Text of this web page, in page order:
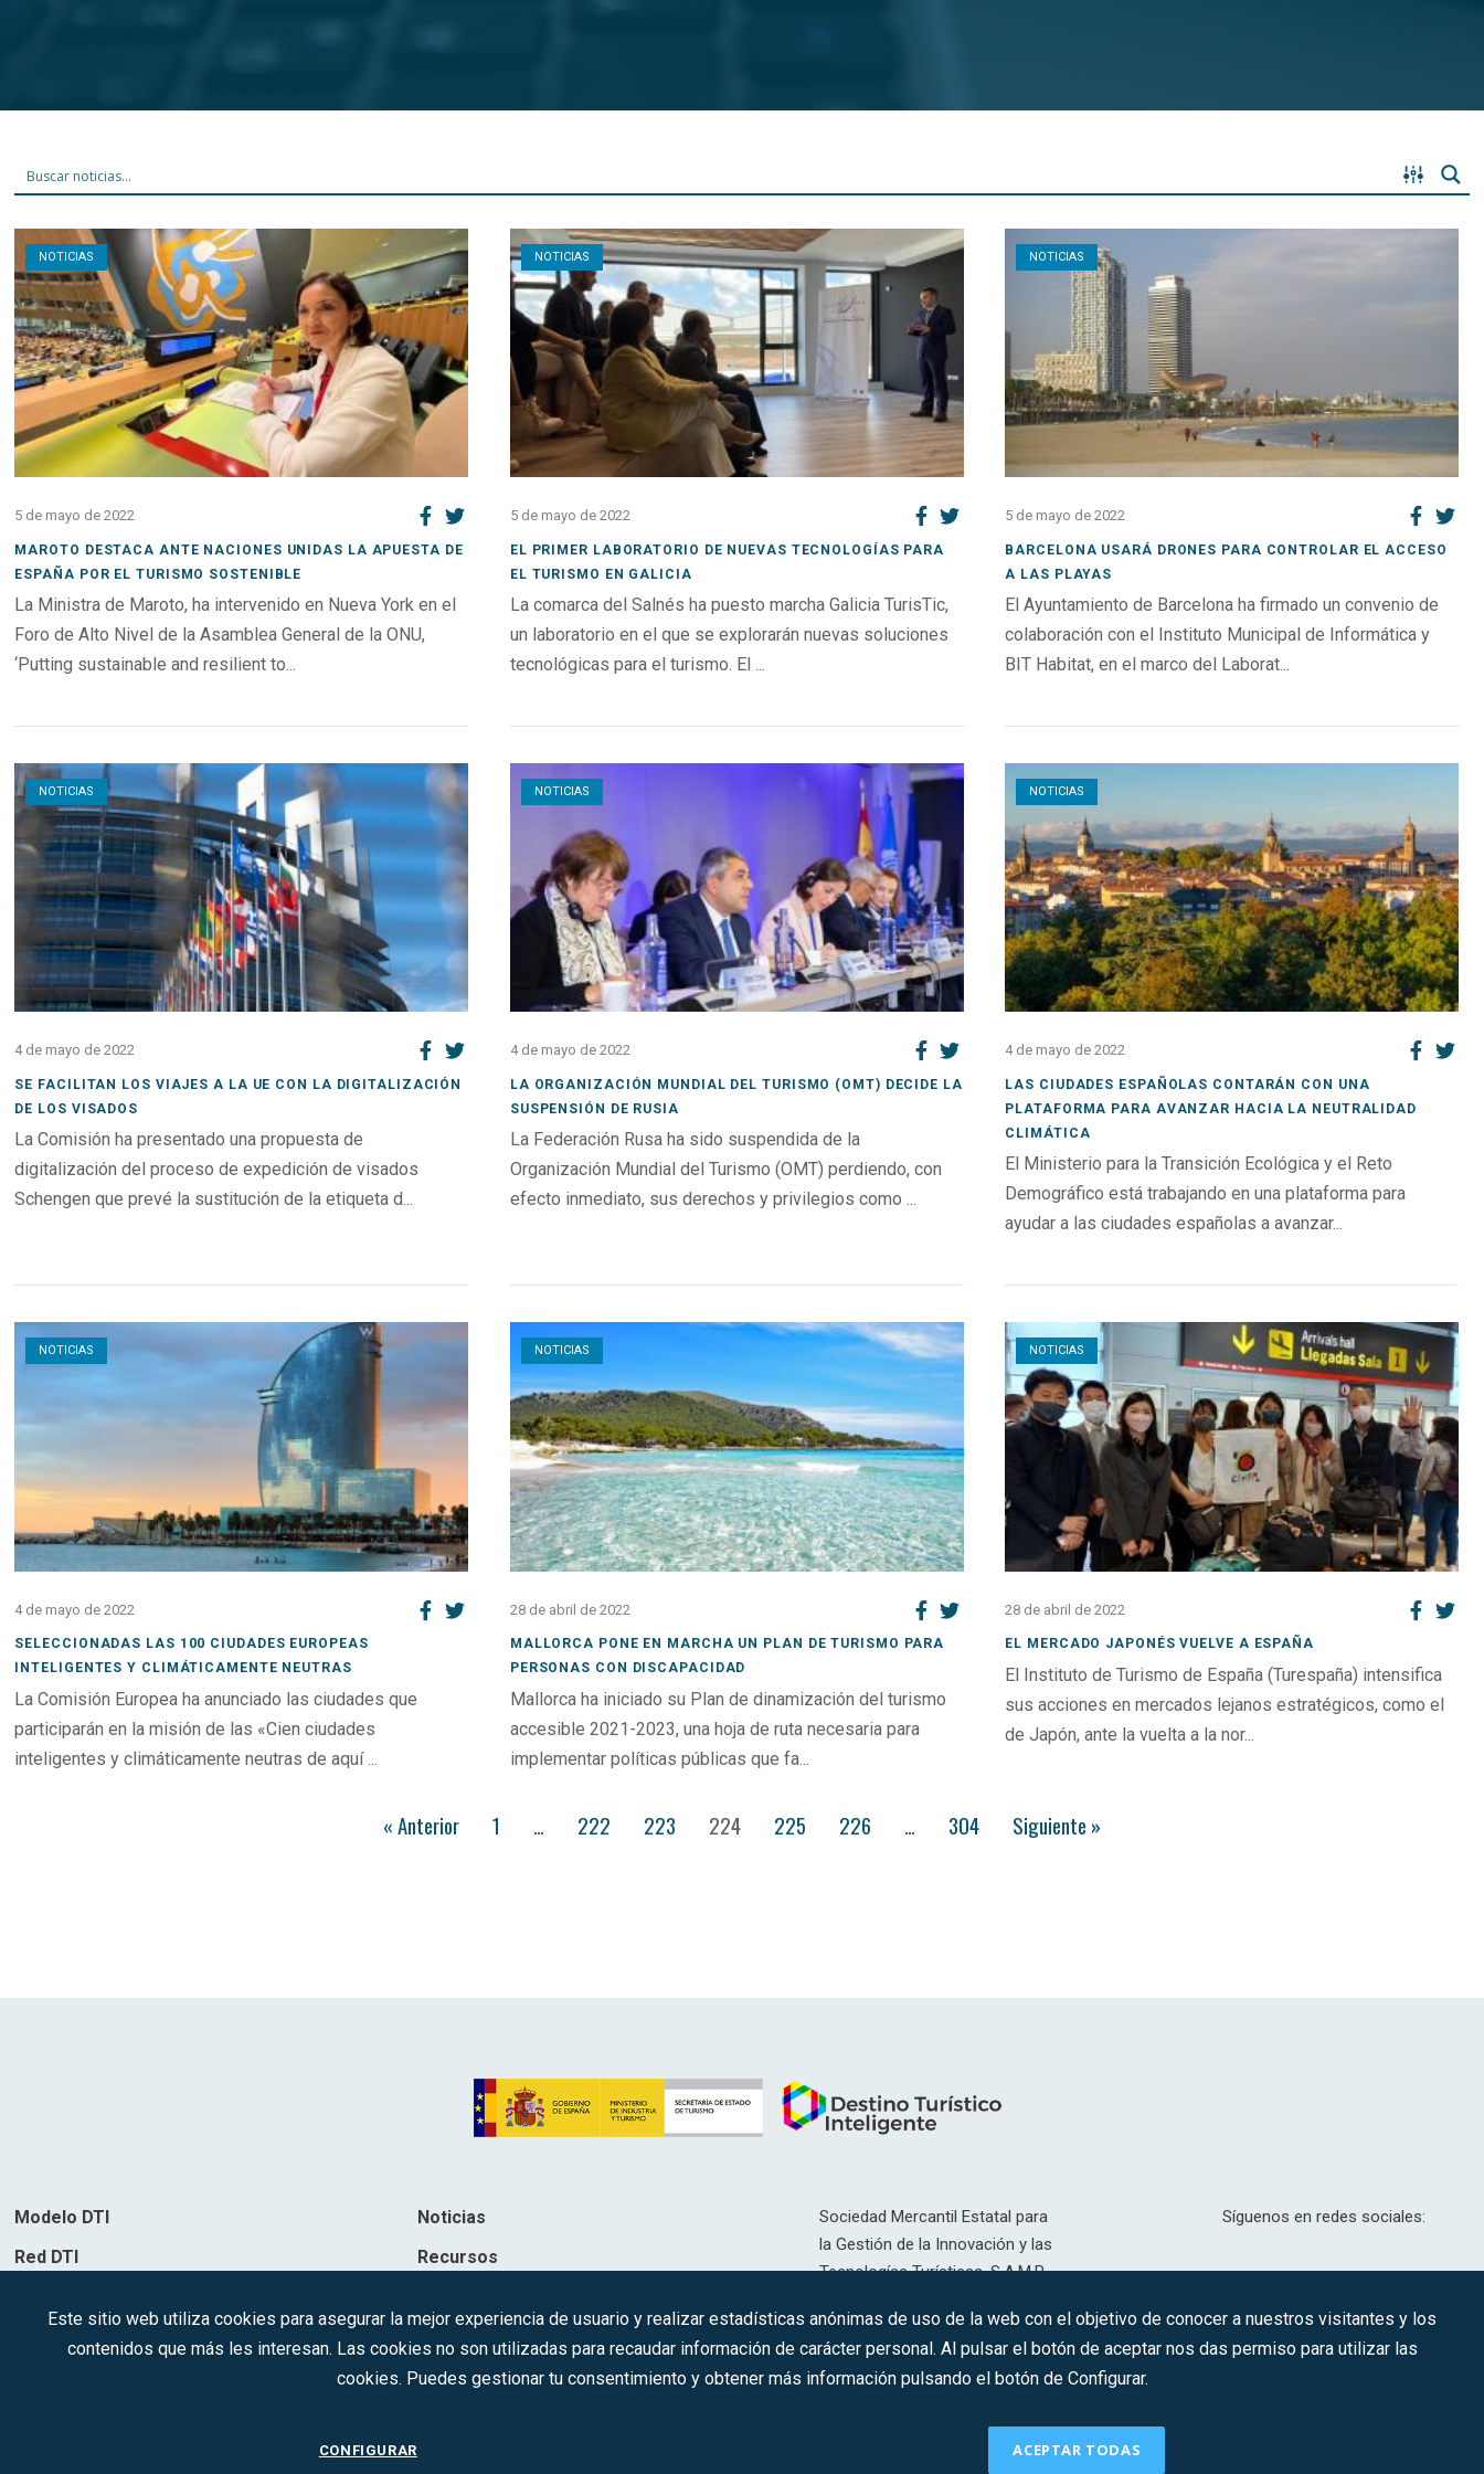
NOTICIAS
Open post
5 de mayo de 2022
MAROTO DESTACA ANTE NACIONES UNIDAS LA APUESTA DE
ESPAÑA POR EL TURISMO SOSTENIBLE
La Ministra de Maroto, ha intervenido en Nueva York en el
Foro de Alto Nivel de la Asamblea General de la ONU,
‘Putting sustainable and resilient to...
NOTICIAS
Open post
5 de mayo de 2022
EL PRIMER LABORATORIO DE NUEVAS TECNOLOGÍAS PARA
EL TURISMO EN GALICIA
La comarca del Salnés ha puesto marcha Galicia TurisTic,
un laboratorio en el que se explorarán nuevas soluciones
tecnológicas para el turismo. El ...
NOTICIAS
Open post
5 de mayo de 2022
BARCELONA USARÁ DRONES PARA CONTROLAR EL ACCESO
A LAS PLAYAS
El Ayuntamiento de Barcelona ha firmado un convenio de
colaboración con el Instituto Municipal de Informática y
BIT Habitat, en el marco del Laborat...
NOTICIAS
Open post
4 de mayo de 2022
SE FACILITAN LOS VIAJES A LA UE CON LA DIGITALIZACIÓN
DE LOS VISADOS
La Comisión ha presentado una propuesta de
digitalización del proceso de expedición de visados
Schengen que prevé la sustitución de la etiqueta d...
NOTICIAS
Open post
4 de mayo de 2022
LA ORGANIZACIÓN MUNDIAL DEL TURISMO (OMT) DECIDE LA
SUSPENSIÓN DE RUSIA
La Federación Rusa ha sido suspendida de la
Organización Mundial del Turismo (OMT) perdiendo, con
efecto inmediato, sus derechos y privilegios como ...
NOTICIAS
Open post
4 de mayo de 2022
LAS CIUDADES ESPAÑOLAS CONTARÁN CON UNA
PLATAFORMA PARA AVANZAR HACIA LA NEUTRALIDAD
CLIMÁTICA
El Ministerio para la Transición Ecológica y el Reto
Demográfico está trabajando en una plataforma para
ayudar a las ciudades españolas a avanzar...
NOTICIAS
Open post
4 de mayo de 2022
SELECCIONADAS LAS 100 CIUDADES EUROPEAS
INTELIGENTES Y CLIMÁTICAMENTE NEUTRAS
La Comisión Europea ha anunciado las ciudades que
participarán en la misión de las «Cien ciudades
inteligentes y climáticamente neutras de aquí ...
NOTICIAS
Open post
28 de abril de 2022
MALLORCA PONE EN MARCHA UN PLAN DE TURISMO PARA
PERSONAS CON DISCAPACIDAD
Mallorca ha iniciado su Plan de dinamización del turismo
accesible 2021-2023, una hoja de ruta necesaria para
implementar políticas públicas que fa...
NOTICIAS
Open post
28 de abril de 2022
EL MERCADO JAPONÉS VUELVE A ESPAÑA
El Instituto de Turismo de España (Turespaña) intensifica
sus acciones en mercados lejanos estratégicos, como el
de Japón, ante la vuelta a la nor...
« Anterior 1 … 222 223 224 225 226 … 304 Siguiente »
Modelo DTI
Red DTI
Noticias
Recursos
Sociedad Mercantil Estatal para
la Gestión de la Innovación y las
Tecnologías Turísticas, S.A.M.P.
Inscrita en el R.M. de Madrid, T,
12593, Se. 8, F. 129, H. 201.307.
C.I.F.: A-81/874.984
Síguenos en redes sociales:
CONTACTO
Este sitio web utiliza cookies para asegurar la mejor experiencia de usuario y realizar estadísticas anónimas de uso de la web con el objetivo de conocer a nuestros visitantes y los
contenidos que más les interesan. Las cookies no son utilizadas para recaudar información de carácter personal. Al pulsar el botón de aceptar nos das permiso para utilizar las
cookies. Puedes gestionar tu consentimiento y obtener más información pulsando el botón de Configurar.
CONFIGURAR ACEPTAR TODAS